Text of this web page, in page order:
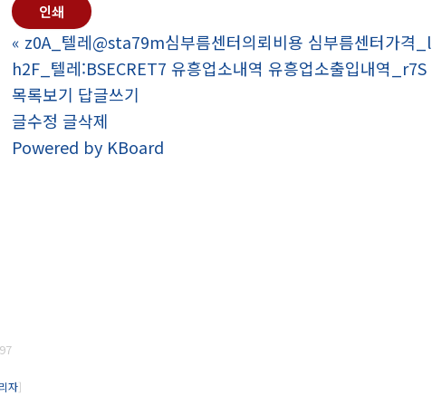
인쇄
« z0A_텔레@sta79m심부름센터의뢰비용 심부름센터가격
h2F_텔레:BSECRET7 유흥업소내역 유흥업소출입내역_r7S
목록보기 답글쓰기
글수정 글삭제
Powered by KBoard
자]